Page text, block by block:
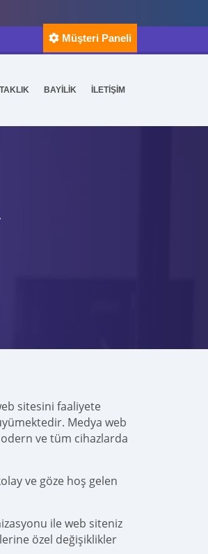
Müşteri Paneli
BAYİLİK İLETİŞİM
sitesini faaliyete
Medya web
ve tüm cihazlarda
ve göze hoş gelen
ile web siteniz
özel değişiklikler